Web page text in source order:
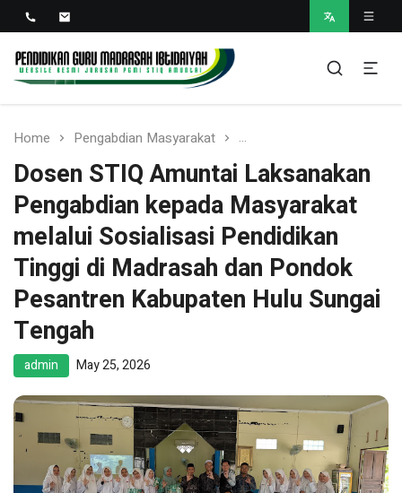
Home Pengabdian Masyarakat Dosen STIQ Amuntai
Dosen STIQ Amuntai Laksanakan
Pengabdian kepada Masyarakat
melalui Sosialisasi Pendidikan
Tinggi di Madrasah dan Pondok
Pesantren Kabupaten Hulu Sungai
Tengah
admin May 25, 2026